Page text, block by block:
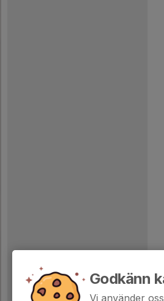
Godkänn
Vi använder